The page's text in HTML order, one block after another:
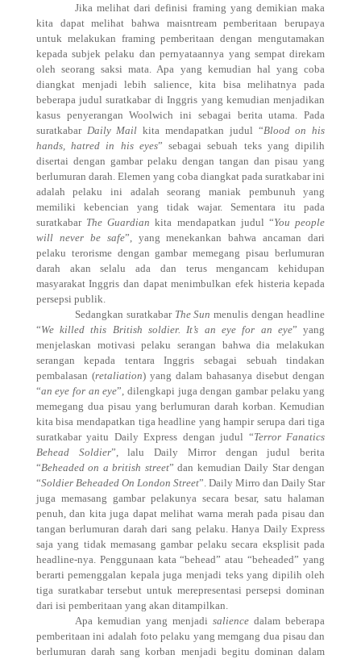
Jika melihat dari definisi framing yang demikian maka
kita dapat melihat bahwa maisntream pemberitaan berupaya
untuk melakukan framing pemberitaan dengan mengutamakan
kepada subjek pelaku dan pernyataannya yang sempat direkam
oleh seorang saksi mata. Apa yang kemudian hal yang coba
diangkat menjadi lebih salience, kita bisa melihatnya pada
beberapa judul suratkabar di Inggris yang kemudian menjadikan
kasus penyerangan Woolwich ini sebagai berita utama. Pada
suratkabar Daily Mail kita mendapatkan judul “Blood on his
hands, hatred in his eyes” sebagai sebuah teks yang dipilih
disertai dengan gambar pelaku dengan tangan dan pisau yang
berlumuran darah. Elemen yang coba diangkat pada suratkabar ini
adalah pelaku ini adalah seorang maniak pembunuh yang
memiliki kebencian yang tidak wajar. Sementara itu pada
suratkabar The Guardian kita mendapatkan judul “You people
will never be safe”, yang menekankan bahwa ancaman dari
pelaku terorisme dengan gambar memegang pisau berlumuran
darah akan selalu ada dan terus mengancam kehidupan
masyarakat Inggris dan dapat menimbulkan efek histeria kepada
persepsi publik.
Sedangkan suratkabar The Sun menulis dengan headline
“We killed this British soldier. It’s an eye for an eye” yang
menjelaskan motivasi pelaku serangan bahwa dia melakukan
serangan kepada tentara Inggris sebagai sebuah tindakan
pembalasan (retaliation) yang dalam bahasanya disebut dengan
“an eye for an eye”, dilengkapi juga dengan gambar pelaku yang
memegang dua pisau yang berlumuran darah korban. Kemudian
kita bisa mendapatkan tiga headline yang hampir serupa dari tiga
suratkabar yaitu Daily Express dengan judul “Terror Fanatics
Behead Soldier”, lalu Daily Mirror dengan judul berita
“Beheaded on a british street” dan kemudian Daily Star dengan
“Soldier Beheaded On London Street”. Daily Mirro dan Daily Star
juga memasang gambar pelakunya secara besar, satu halaman
penuh, dan kita juga dapat melihat warna merah pada pisau dan
tangan berlumuran darah dari sang pelaku. Hanya Daily Express
saja yang tidak memasang gambar pelaku secara eksplisit pada
headline-nya. Penggunaan kata “behead” atau “beheaded” yang
berarti pemenggalan kepala juga menjadi teks yang dipilih oleh
tiga suratkabar tersebut untuk merepresentasi persepsi dominan
dari isi pemberitaan yang akan ditampilkan.
Apa kemudian yang menjadisalience dalam beberapa
pemberitaan ini adalah foto pelaku yang memgang dua pisau dan
berlumuran darah sang korban menjadi begitu dominan dalam